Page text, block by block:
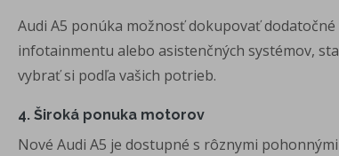
Audi A5 ponúka možnosť dokupovať
infotainmentu alebo asistenčných systémov,
vybrať si podľa vašich potrieb.
4. Široká ponuka motorov
Nové Audi A5 je dostupné s rôznymi